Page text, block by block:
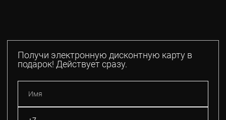
Получи электронную дисконтную карту в
подарок! Действует сразу.